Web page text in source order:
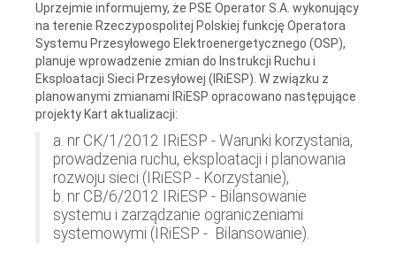
Uprzejmie informujemy, że PSE Operator S.A. wykonujący
na terenie Rzeczypospolitej Polskiej funkcję Operatora
Systemu Przesyłowego Elektroenergetycznego (OSP),
planuje wprowadzenie zmian do Instrukcji Ruchu i
Eksploatacji Sieci Przesyłowej (IRiESP). W związku z
planowanymi zmianami IRiESP opracowano następujące
projekty Kart aktualizacji:
a. nr CK/1/2012 IRiESP - Warunki korzystania,
prowadzenia ruchu, eksploatacji i planowania
rozwoju sieci (IRiESP - Korzystanie),
b. nr CB/6/2012 IRiESP - Bilansowanie
systemu i zarządzanie ograniczeniami
systemowymi (IRiESP - Bilansowanie).